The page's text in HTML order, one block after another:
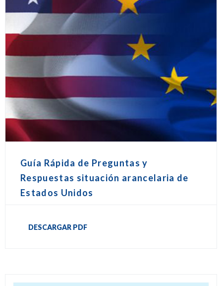
Guía Rápida de Preguntas y
Respuestas situación arancelaria de
Estados Unidos
DESCARGAR PDF